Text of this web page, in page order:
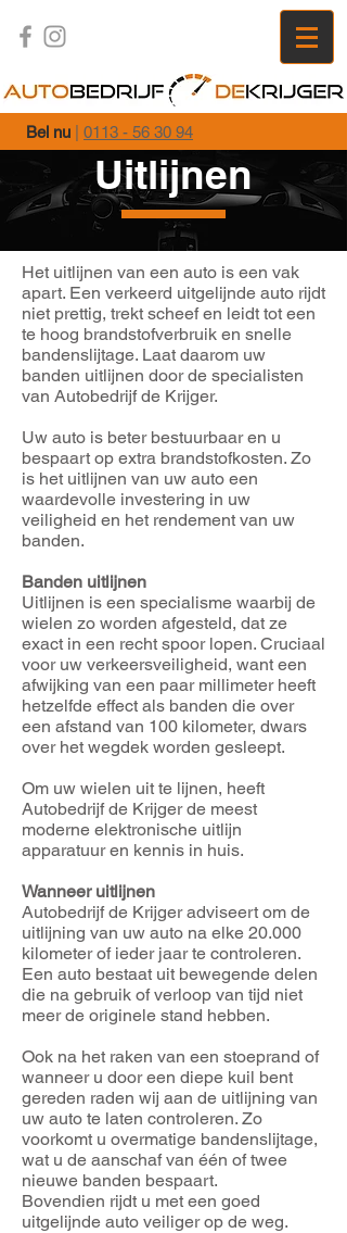
Bel nu 0113 - 56 30 94
Uitlijnen
Het uitlijnen van een auto is een vak
apart. Een verkeerd uitgelijnde auto rijdt
niet prettig, trekt scheef en leidt tot een
te hoog brandstofverbruik en snelle
bandenslijtage. Laat daarom uw
banden uitlijnen door de specialisten
van Autobedrijf de Krijger.
Uw auto is beter bestuurbaar en u
bespaart op extra brandstofkosten. Zo
is het uitlijnen van uw auto een
waardevolle investering in uw
veiligheid en het rendement van uw
banden.
Banden uitlijnen
Uitlijnen is een specialisme waarbij de
wielen zo worden afgesteld, dat ze
exact in een recht spoor lopen. Cruciaal
voor uw verkeersveiligheid, want een
afwijking van een paar millimeter heeft
hetzelfde effect als banden die over
een afstand van 100 kilometer, dwars
over het wegdek worden gesleept.
Om uw wielen uit te lijnen, heeft
Autobedrijf de Krijger de meest
moderne elektronische uitlijn
apparatuur en kennis in huis.
Wanneer uitlijnen
Autobedrijf de Krijger adviseert om de
uitlijning van uw auto na elke 20.000
kilometer of ieder jaar te controleren.
Een auto bestaat uit bewegende delen
die na gebruik of verloop van tijd niet
meer de originele stand hebben.
Ook na het raken van een stoeprand of
wanneer u door een diepe kuil bent
gereden raden wij aan de uitlijning van
uw auto te laten controleren. Zo
voorkomt u overmatige bandenslijtage,
wat u de aanschaf van één of twee
nieuwe banden bespaart.
Bovendien rijdt u met een goed
uitgelijnde auto veiliger op de weg.